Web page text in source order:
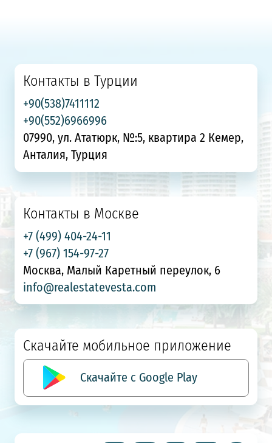
Контакты в Турции
+90(538)7411112
+90(552)6966996
07990, ул. Ататюрк, №:5, квартира 2 Кемер,
Анталия, Турция
Контакты в Москве
+7 (499) 404-24-11
+7 (967) 154-97-27
Москва, Малый Каретный переулок, 6
info@realestatevesta.com
Скачайте мобильное приложение
Скачайте с Google Play